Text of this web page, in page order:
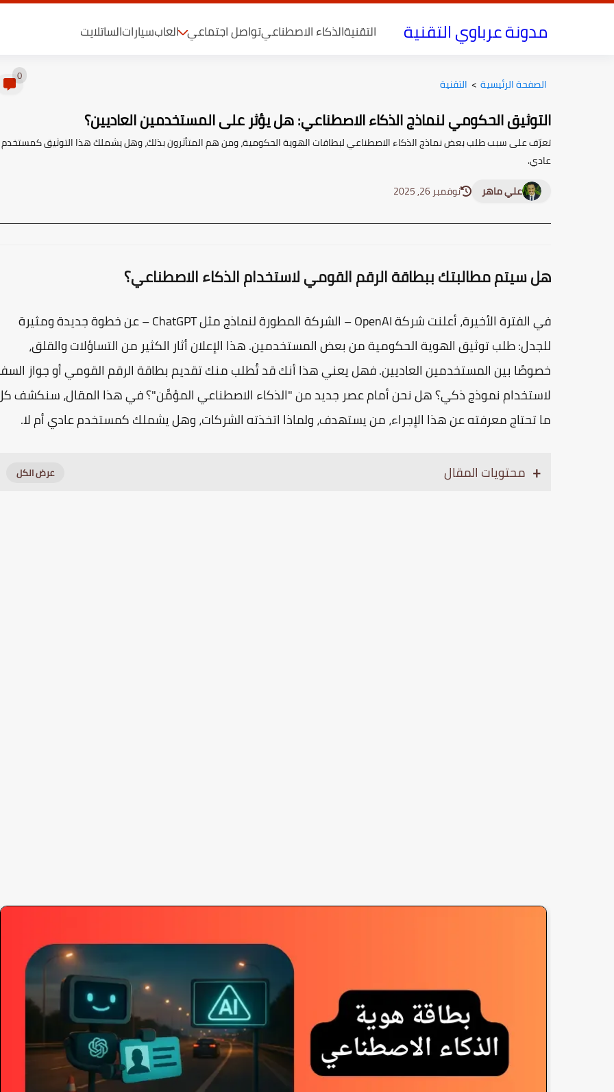
مدونة عرباوي التقنية التقنيةالذكاء الاصطناعيتواصل اجتماعي العابسياراتالساتلايت
الصفحة الرئيسية > التقنية 0
التوثيق الحكومي لنماذج الذكاء الاصطناعي: هل يؤثر على المستخدمين العاديين؟
تعرّف على سبب طلب بعض نماذج الذكاء الاصطناعي لبطاقات الهوية الحكومية، ومن هم المتأثرون بذلك، وهل يشملك هذا التوثيق كمستخدم
عادي.
علي ماهر
نوفمبر 26, 2025
هل سيتم مطالبتك ببطاقة الرقم القومي لاستخدام الذكاء الاصطناعي؟
في الفترة الأخيرة، أعلنت شركة OpenAI – الشركة المطورة لنماذج مثل ChatGPT – عن خطوة جديدة ومثيرة
للجدل: طلب توثيق الهوية الحكومية من بعض المستخدمين. هذا الإعلان أثار الكثير من التساؤلات والقلق،
خصوصًا بين المستخدمين العاديين. فهل يعني هذا أنك قد تُطلب منك تقديم بطاقة الرقم القومي أو جواز
لاستخدام نموذج ذكي؟ هل نحن أمام عصر جديد من "الذكاء الاصطناعي المؤمَّن"؟ في هذا المقال، سنكشف
ما تحتاج معرفته عن هذا الإجراء، من يستهدف، ولماذا اتخذته الشركات، وهل يشملك كمستخدم عادي أم لا.
محتويات المقال